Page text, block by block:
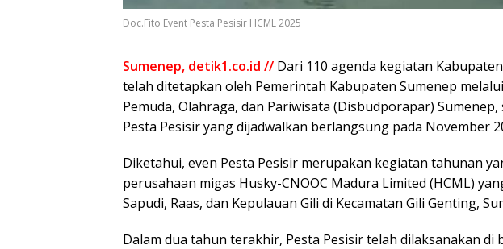
Doc.Fito Event Pesta Pesisir HCML 2025
Sumenep, detik1.co.id // Dari 110 agenda kegiatan
telah ditetapkan oleh Pemerintah Kabupaten Sumenep
Pemuda, Olahraga, dan Pariwisata (Disbudporapar)
Pesta Pesisir yang dijadwalkan berlangsung pada November
Diketahui, even Pesta Pesisir merupakan kegiatan tahunan
perusahaan migas Husky-CNOOC Madura Limited (HCML)
Sapudi, Raas, dan Kepulauan Gili di Kecamatan Gili Genting,
Dalam dua tahun terakhir, Pesta Pesisir telah dilaksanakan di